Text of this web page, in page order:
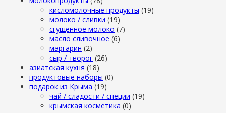
кисломолочные продукты (19)
молоко / сливки (19)
сгущенное молоко (7)
масло сливочное (6)
маргарин (2)
сыр / творог (26)
азиатская кухня (18)
продуктовые наборы (0)
подарок из Крыма (19)
чай / сладости / специи (19)
крымская косметика (0)